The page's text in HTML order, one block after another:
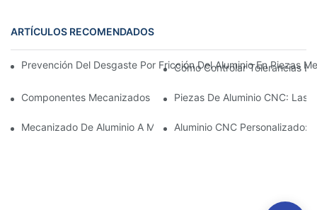
ARTÍCULOS RECOMENDADOS
Prevención Del Desgaste Por Fricción Del Aluminio En Piezas
Cómo Controlar Tolerancias
Componentes Mecanizados De Aluminio: Personalización Para
Piezas De Aluminio CNC: Las
Mecanizado De Aluminio A Medida: Explorando Las Últimas
Aluminio CNC Personalizado: